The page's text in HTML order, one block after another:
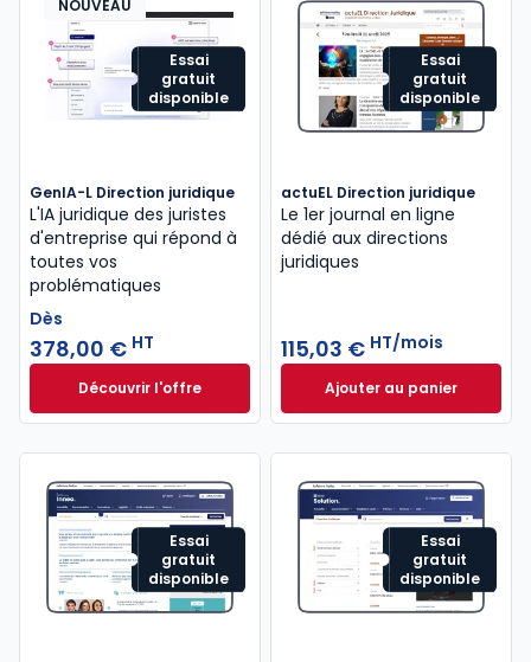
Essai
gratuit
disponible
NOUVEAU
GenIA-L Direction juridique
L'IA juridique des juristes
d'entreprise qui répond à
toutes vos
problématiques
Dès
378,00 € HT
Découvrir l'offreGenIA-L Direction juridique à partir de
Dès
Essai
gratuit
disponible
actuEL Direction juridique
Le 1er journal en ligne
dédié aux directions
juridiques
115,03 € HT/mois
Ajouter au panier
actuEL Direction
Essai
gratuit
disponible
Essai
gratuit
disponible